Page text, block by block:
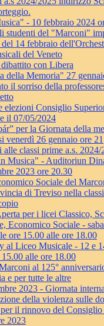
- 10 febbraio 2024
studenti del "Marconi"
14 febbraio
del Veneto
con Libera
della Memoria" 27
il sorriso della
elezioni Consiglio
il 07/05/2024
per la Giornata della
venerdì 26 gennaio ore 21
alle classi prime a.s. 2024/
Musica" - Auditoriun
2023 ore 20.30
Sociale del
di Treviso nella
per i licei Classico,
Economico Sociale -
ore 15.00 alle ore 18.00
al Liceo Musicale - 12 e
alle ore 18.00
al 125°
e per tutte le altre
2023 - Giornata
della violenza sulle
il rinnovo del
2023